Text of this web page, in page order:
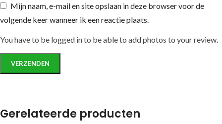
Mijn naam, e-mail en site opslaan in deze browser voor de
volgende keer wanneer ik een reactie plaats.
You have to be logged in to be able to add photos to your review.
Gerelateerde producten